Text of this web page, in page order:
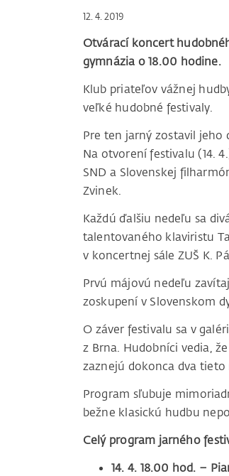
12. 4. 2019
Otvárací koncert
gymnázia o 18.00 hodine.
Klub priateľov vážnej
veľké hudobné festivaly.
Pre ten jarný zostavil jeho
Na otvorení festivalu (14.
SND a Slovenskej
Zvinek.
Každú ďalšiu nedeľu sa
talentovaného klaviristu
v koncertnej sále ZUŠ K.
Prvú májovú nedeľu
zoskupení v Slovenskom
O záver festivalu sa v
z Brna. Hudobníci vedia,
zaznejú dokonca dva
Program sľubuje
bežne klasickú hudbu
Celý program jarného
14. 4. 18.00 hod. –